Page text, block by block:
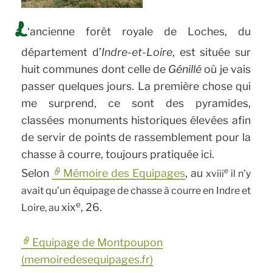
L ‘ancienne forêt royale de Loches, du
département d’Indre-et-Loire, est située sur
huit communes dont celle de Génilléoù je vais
passer quelques jours. La première chose qui
me surprend, ce sont des pyramides,
classées monuments historiques élevées afin
de servir de points de rassemblement pour la
chasse à courre, toujours pratiquée ici.
Selon
Mémoire des Equipages, au xviiieil n’y
avait qu’un équipage de chasse à courre en Indre et
Loire, auxixe, 26.
Equipage de Montpoupon
(memoiredesequipages.fr)